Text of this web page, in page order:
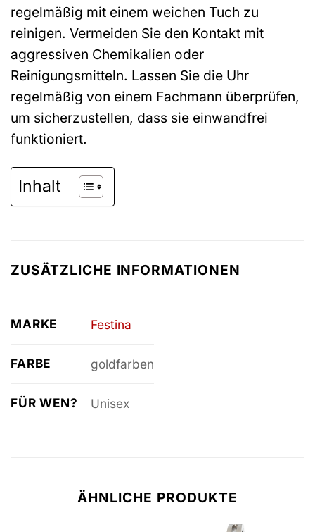
regelmäßig mit einem weichen Tuch zu
reinigen. Vermeiden Sie den Kontakt mit
aggressiven Chemikalien oder
Reinigungsmitteln. Lassen Sie die Uhr
regelmäßig von einem Fachmann überprüfen,
um sicherzustellen, dass sie einwandfrei
funktioniert.
Inhalt
ZUSÄTZLICHE INFORMATIONEN
MARKE Festina
FARBE goldfarben
FÜR WEN? Unisex
ÄHNLICHE PRODUKTE